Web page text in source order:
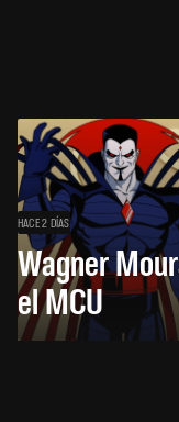
HACE 2 DÍAS
Wagner
el MCU